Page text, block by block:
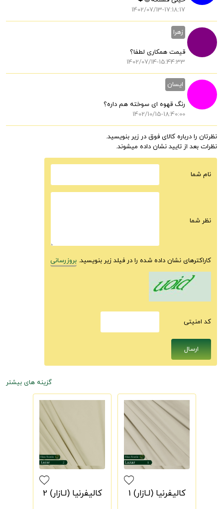
1402/07/13-17:18:17
زهرا
قیمت همکاری لطفا؟
1402/07/14-15:44:33
ایسان
رنگ قهوه ای سوخته هم داره؟
1402/10/15-18:40:00
نظرتان را درباره کالای فوق در زیر بنویسید.
نظرات بعد از تایید نشان داده میشوند.
نام شما
نظر شما
کاراکترهای نشان داده شده را در فیلد زیر بنویسید. بروزرسانی
كد امنيتى
گزینه های بیشتر
کالیفرنیا (لـازار) 1 کالیفرنیا (لـازار) 2